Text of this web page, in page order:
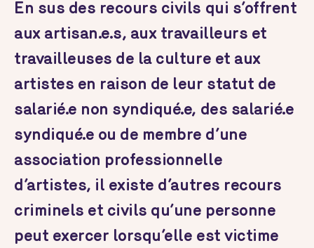
En sus des recours civils qui s’offrent
aux artisan.e.s, aux travailleurs et
travailleuses de la culture et aux
artistes en raison de leur statut de
salarié.e non syndiqué.e, des salarié.e
syndiqué.e ou de membre d’une
association professionnelle
d’artistes, il existe d’autres recours
criminels et civils qu’une personne
peut exercer lorsqu’elle est victime